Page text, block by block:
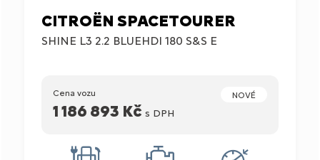
CITROËN SPACETOURER
SHINE L3 2.2 BLUEHDI 180 S&S E
Cena vozu
1 186 893 Kč s DPH
NOVÉ